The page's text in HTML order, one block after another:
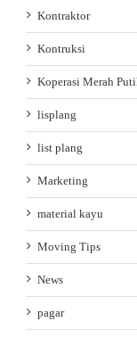
Kontraktor
Kontruksi
Koperasi Merah
lisplang
list plang
Marketing
material kayu
Moving Tips
News
pagar